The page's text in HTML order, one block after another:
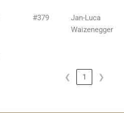
#379
Jan-Luca
Waizenegger
❮ 1 ❯